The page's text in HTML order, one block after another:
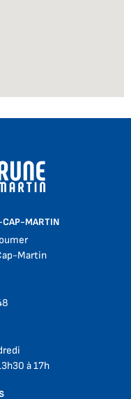
CAP-MARTIN
Martin
à 17h